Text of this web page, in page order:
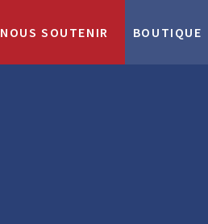
NOUS SOUTENIR BOUTIQUE